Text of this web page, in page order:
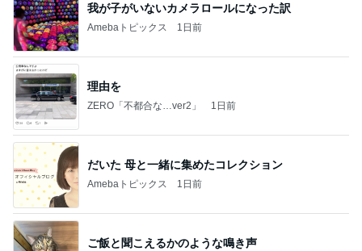
我が子がいないカメラロールになった訳
Amebaトピックス 1日前
理由を
ZERO「不都合な…ver2」 1日前
だいた 母と一緒に集めたコレクション
Amebaトピックス 1日前
ご飯と聞こえるかのような鳴き声